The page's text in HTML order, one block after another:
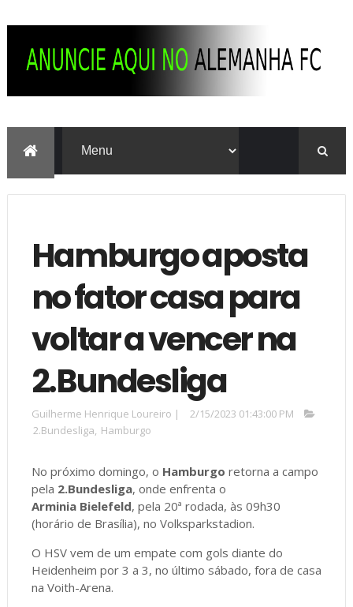
Hamburgo aposta
no fator casa para
voltar a vencer na
2.Bundesliga
Guilherme Henrique Loureiro |
2/15/2023 01:43:00 PM
2.Bundesliga, Hamburgo
No próximo domingo, o Hamburgo retorna a campo
pela 2.Bundesliga, onde enfrenta o
Arminia Bielefeld, pela 20ª rodada, às 09h30
(horário de Brasília), no Volksparkstadion.
O HSV vem de um empate com gols diante do
Heidenheim por 3 a 3, no último sábado, fora de casa
na Voith-Arena.